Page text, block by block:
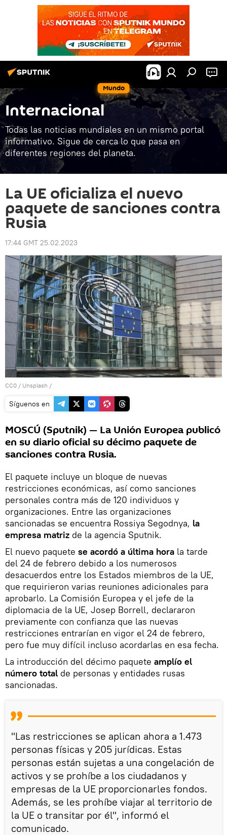
Mundo
Internacional
Todas las noticias mundiales en un mismo portal
informativo. Sigue de cerca lo que pasa en
diferentes regiones del planeta.
La UE oficializa el nuevo
paquete de sanciones contra
Rusia
17:44 GMT 25.02.2023
CC0 / Unsplash /
Síguenos en
MOSCÚ (Sputnik) — La Unión Europea publicó
en su diario oficial su décimo paquete de
sanciones contra Rusia.
El paquete incluye un bloque de nuevas
restricciones económicas, así como sanciones
personales contra más de 120 individuos y
organizaciones. Entre las organizaciones
sancionadas se encuentra Rossiya Segodnya, la
empresa matriz de la agencia Sputnik.
El nuevo paquete se acordó a última hora la tarde
del 24 de febrero debido a los numerosos
desacuerdos entre los Estados miembros de la UE,
que requirieron varias reuniones adicionales para
aprobarlo. La Comisión Europea y el jefe de la
diplomacia de la UE, Josep Borrell, declararon
previamente con confianza que las nuevas
restricciones entrarían en vigor el 24 de febrero,
pero fue muy difícil incluso acordarlas en esa fecha.
La introducción del décimo paquete amplío el
número total de personas y entidades rusas
sancionadas.
"Las restricciones se aplican ahora a 1.473
personas físicas y 205 jurídicas. Estas
personas están sujetas a una congelación de
activos y se prohíbe a los ciudadanos y
empresas de la UE proporcionarles fondos.
Además, se les prohíbe viajar al territorio de
la UE o transitar por él", informó el
comunicado.